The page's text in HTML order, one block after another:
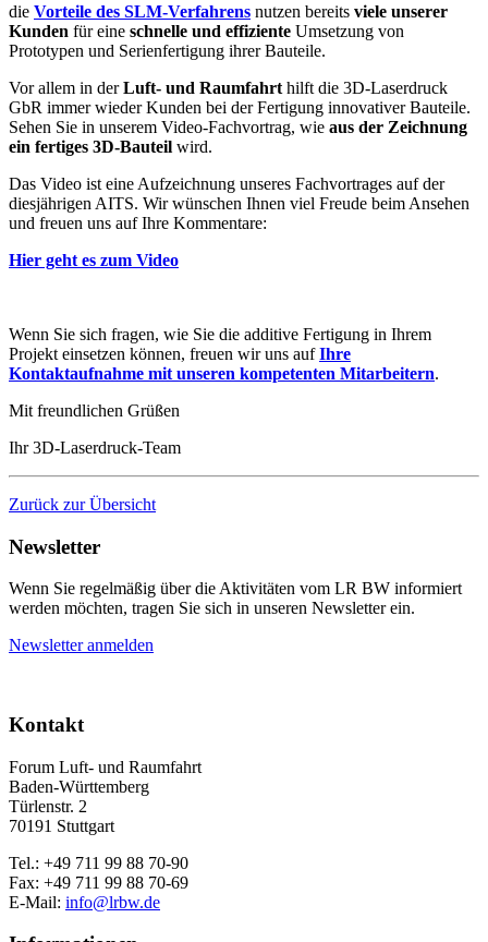
die Vorteile des SLM-Verfahrens nutzen bereits viele unserer
Kunden für eine schnelle und effiziente Umsetzung von
Prototypen und Serienfertigung ihrer Bauteile.
Vor allem in derLuft- und Raumfahrt hilft die 3D-Laserdruck
GbR immer wieder Kunden bei der Fertigung innovativer Bauteile.
Sehen Sie in unserem Video-Fachvortrag, wie aus der Zeichnung
ein fertiges 3D-Bauteil wird.
Das Video ist eine Aufzeichnung unseres Fachvortrages auf der
diesjährigen AITS. Wir wünschen Ihnen viel Freude beim Ansehen
und freuen uns auf Ihre Kommentare:
Hier geht es zum Video
Wenn Sie sich fragen, wie Sie die additive Fertigung in Ihrem
Projekt einsetzen können, freuen wir uns aufIhre
Kontaktaufnahme mit unseren kompetenten Mitarbeitern.
Mit freundlichen Grüßen
Ihr 3D-Laserdruck-Team
Zurück zur Übersicht
Newsletter
Wenn Sie regelmäßig über die Aktivitäten vom LR BW informiert
werden möchten, tragen Sie sich in unseren Newsletter ein.
Newsletter anmelden
Kontakt
Forum Luft- und Raumfahrt
Baden-Württemberg
Türlenstr. 2
70191 Stuttgart
Tel.: +49 711 99 88 70-90
Fax: +49 711 99 88 70-69
E-Mail: info@lrbw.de